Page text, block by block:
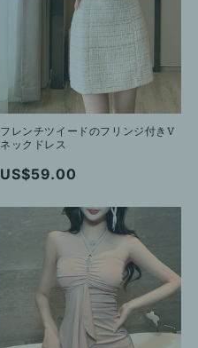
フレンチツイードのフリンジ付きV
ネックドレス
通
US$59.00